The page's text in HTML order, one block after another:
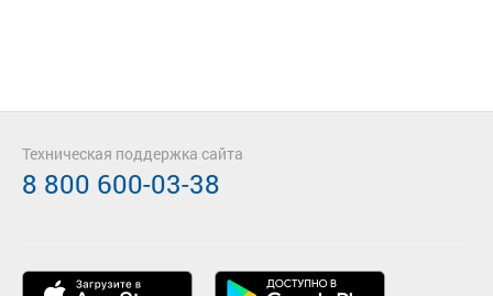
Техническая поддержка сайта
8 800 600-03-38